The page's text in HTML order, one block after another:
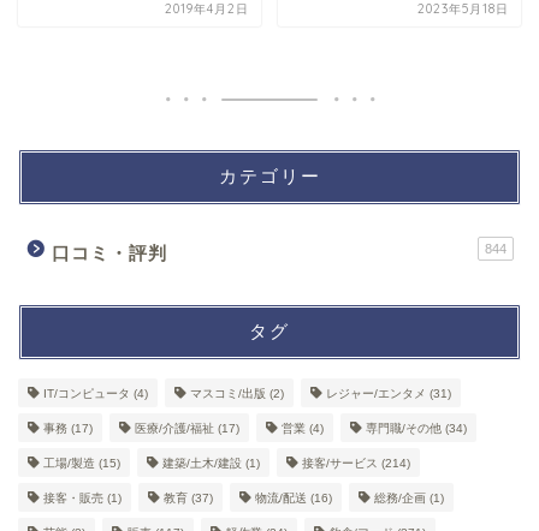
2019年4月2日 2023年5月18日
カテゴリー
口コミ・評判 844
タグ
IT/コンピュータ (4) マスコミ/出版 (2) レジャー/エンタメ (31)
事務 (17) 医療/介護/福祉 (17) 営業 (4) 専門職/その他 (34)
工場/製造 (15) 建築/土木/建設 (1) 接客/サービス (214)
接客・販売 (1) 教育 (37) 物流/配送 (16) 総務/企画 (1)